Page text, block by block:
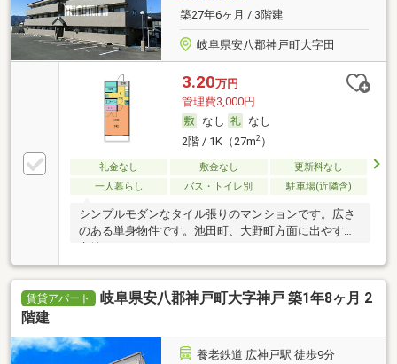
築27年6ヶ月 / 3階建
岐阜県安八郡神戸町大字田
3.20万円
管理費3,000円
なし
なし
2階 / 1K（27m2）
礼金なし 敷金なし
更新料なし
一人暮らし
バス・トイレ別 駐車場(近隣含)
シンプルモダンなタイル張りのマンションです。広さ
のある単身物件です。池田町、大野町方面に出やすい
立地
賃貸アパート
岐阜県安八郡神戸町大字神戸 築1年8ヶ月 2
階建
養老鉄道 広神戸駅 徒歩9分